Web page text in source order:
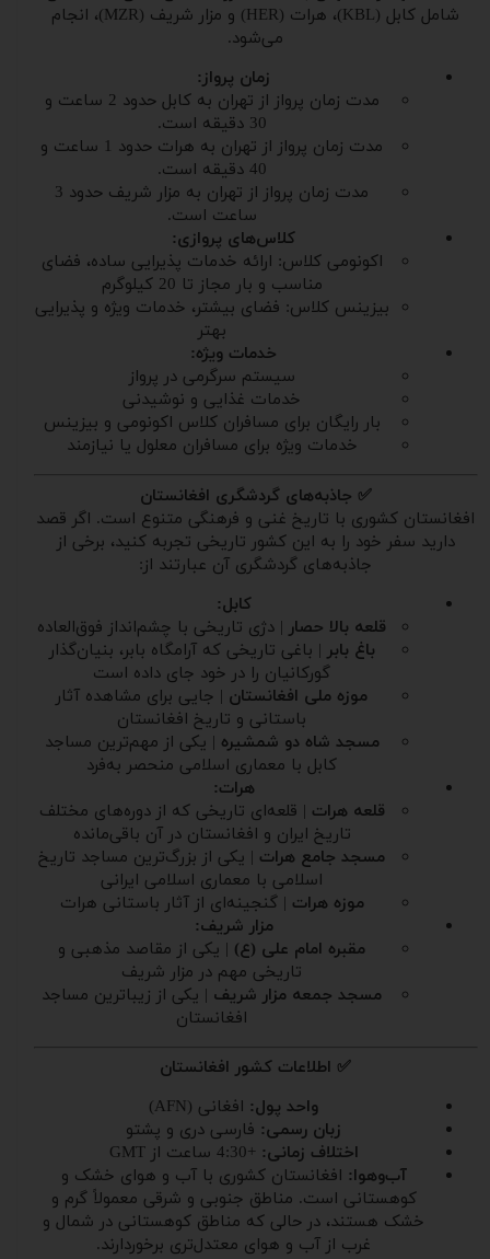
شامل کابل (KBL)، هرات (HER) و مزار شریف (MZR)، انجام
می‌شود.
زمان پرواز:
مدت زمان پرواز از تهران به کابل حدود 2 ساعت و
30 دقیقه است.
مدت زمان پرواز از تهران به هرات حدود 1 ساعت و
40 دقیقه است.
مدت زمان پرواز از تهران به مزار شریف حدود 3
ساعت است.
کلاس‌های پروازی:
اکونومی کلاس: ارائه خدمات پذیرایی ساده، فضای
مناسب و بار مجاز تا 20 کیلوگرم
بیزینس کلاس: فضای بیشتر، خدمات ویژه و پذیرایی
بهتر
خدمات ویژه:
سیستم سرگرمی در پرواز
خدمات غذایی و نوشیدنی
بار رایگان برای مسافران کلاس اکونومی و بیزینس
خدمات ویژه برای مسافران معلول یا نیازمند
✅ جاذبه‌های گردشگری افغانستان
افغانستان کشوری با تاریخ غنی و فرهنگی متنوع است. اگر قصد
دارید سفر خود را به این کشور تاریخی تجربه کنید، برخی از
جاذبه‌های گردشگری آن عبارتند از:
کابل:
قلعه بالا حصار | دژی تاریخی با چشم‌انداز فوق‌العاده
باغ بابر | باغی تاریخی که آرامگاه بابر، بنیان‌گذار
گورکانیان را در خود جای داده است
موزه ملی افغانستان | جایی برای مشاهده آثار
باستانی و تاریخ افغانستان
مسجد شاه دو شمشیره | یکی از مهم‌ترین مساجد
کابل با معماری اسلامی منحصر به‌فرد
هرات:
قلعه هرات | قلعه‌ای تاریخی که از دوره‌های مختلف
تاریخ ایران و افغانستان در آن باقی‌مانده
مسجد جامع هرات | یکی از بزرگ‌ترین مساجد تاریخ
اسلامی با معماری اسلامی ایرانی
موزه هرات | گنجینه‌ای از آثار باستانی هرات
مزار شریف:
مقبره امام علی (ع) | یکی از مقاصد مذهبی و
تاریخی مهم در مزار شریف
مسجد جمعه مزار شریف | یکی از زیباترین مساجد
افغانستان
✅ اطلاعات کشور افغانستان
واحد پول: افغانی (AFN)
زبان رسمی: فارسی دری و پشتو
اختلاف زمانی: +4:30 ساعت از GMT
آب‌وهوا: افغانستان کشوری با آب و هوای خشک و
کوهستانی است. مناطق جنوبی و شرقی معمولاً گرم و
خشک هستند، در حالی که مناطق کوهستانی در شمال و
غرب از آب و هوای معتدل‌تری برخوردارند.